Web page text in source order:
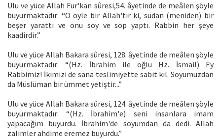
Ulu ve yüce Allah Fur'kan sûresi,54. âyetinde de meâlen şöyle
buyurmaktadır: “O öyle bir Allah'tır ki, sudan (meniden) bir
beşer yarattı ve onu soy ve sop yaptı. Rabbin her şeye
kaadirdir.”
Ulu ve yüce Allah Bakara sûresi, 128. âyetinde de meâlen şöyle
buyurmaktadır: “(Hz. İbrahim ile oğlu Hz. İsmail) Ey
Rabbimiz! İkimizi de sana teslimiyette sabit kıl. Soyumuzdan
da Müslüman bir ümmet yetiştir...”
Ulu ve yüce Allah Bakara sûresi, 124. âyetinde de meâlen şöyle
buyurmaktadır: “(Hz. İbrahim'e) seni insanlara imam
yapacağım buyurdu. İbrahim'de soyumdan da dedi. Allah
zalimler ahdime eremez buyurdu.”